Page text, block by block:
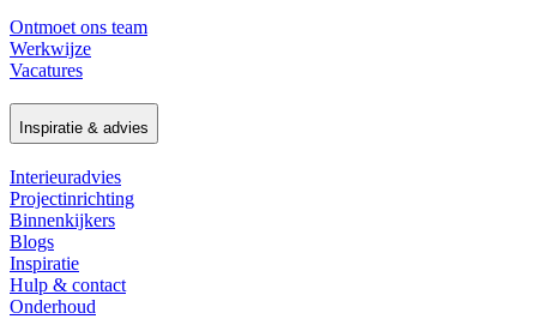
Ontmoet ons team
Werkwijze
Vacatures
Inspiratie & advies
Interieuradvies
Projectinrichting
Binnenkijkers
Blogs
Inspiratie
Hulp & contact
Onderhoud